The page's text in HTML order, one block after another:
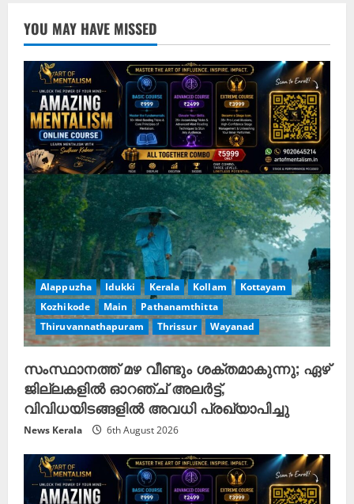
YOU MAY HAVE MISSED
Alappuzha Idukki Kerala Kollam
Kottayam
Kozhikode
Main
Pathanamthitta
Thiruvannathapuram
Thrissur Wayanad
സംസ്ഥാനത്ത് മഴ വീണ്ടും ശക്തമാകുന്നു; ഏഴ്
ജില്ലകളിൽ ഓറഞ്ച് അലർട്ട്,
വിവിധയിടങ്ങളിൽ അവധി പ്രഖ്യാപിച്ചു
News Kerala 6th August 2026